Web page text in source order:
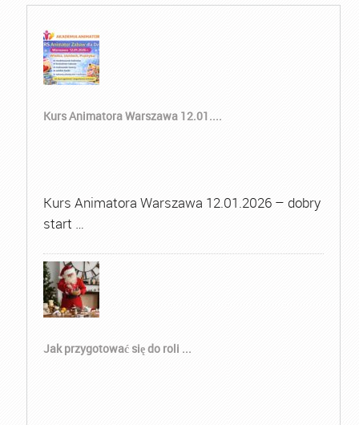
Kurs Animatora Warszawa 12.01....
Kurs Animatora Warszawa 12.01.2026 – dobry
start …
Jak przygotować się do roli ...